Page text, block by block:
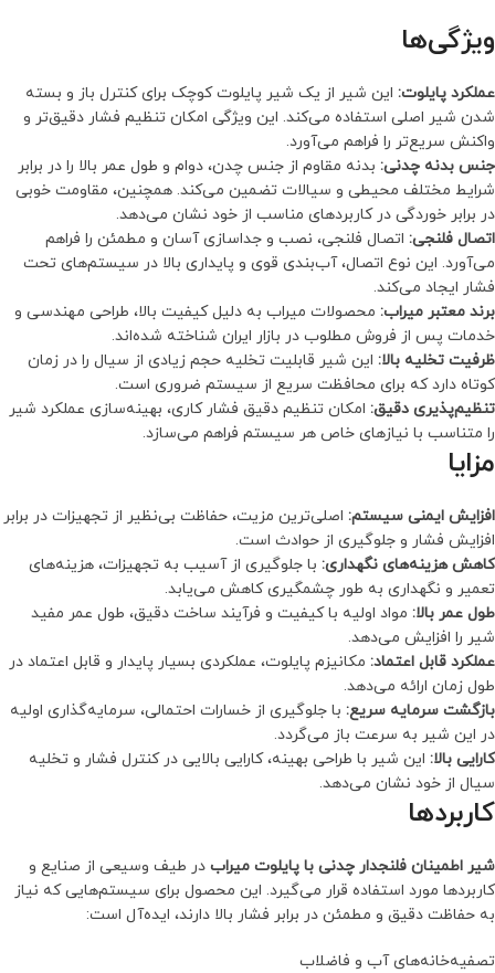
ویژگی‌ها
عملکرد پایلوت: این شیر از یک شیر پایلوت کوچک برای کنترل باز و بسته
شدن شیر اصلی استفاده می‌کند. این ویژگی امکان تنظیم فشار دقیق‌تر و
واکنش سریع‌تر را فراهم می‌آورد.
جنس بدنه چدنی: بدنه مقاوم از جنس چدن، دوام و طول عمر بالا را در برابر
شرایط مختلف محیطی و سیالات تضمین می‌کند. همچنین، مقاومت خوبی
در برابر خوردگی در کاربردهای مناسب از خود نشان می‌دهد.
اتصال فلنجی: اتصال فلنجی، نصب و جداسازی آسان و مطمئن را فراهم
می‌آورد. این نوع اتصال، آب‌بندی قوی و پایداری بالا در سیستم‌های تحت
فشار ایجاد می‌کند.
برند معتبر میراب: محصولات میراب به دلیل کیفیت بالا، طراحی مهندسی و
خدمات پس از فروش مطلوب در بازار ایران شناخته شده‌اند.
ظرفیت تخلیه بالا: این شیر قابلیت تخلیه حجم زیادی از سیال را در زمان
کوتاه دارد که برای محافظت سریع از سیستم ضروری است.
تنظیم‌پذیری دقیق: امکان تنظیم دقیق فشار کاری، بهینه‌سازی عملکرد شیر
را متناسب با نیازهای خاص هر سیستم فراهم می‌سازد.
مزایا
افزایش ایمنی سیستم: اصلی‌ترین مزیت، حفاظت بی‌نظیر از تجهیزات در برابر
افزایش فشار و جلوگیری از حوادث است.
کاهش هزینه‌های نگهداری: با جلوگیری از آسیب به تجهیزات، هزینه‌های
تعمیر و نگهداری به طور چشمگیری کاهش می‌یابد.
طول عمر بالا: مواد اولیه با کیفیت و فرآیند ساخت دقیق، طول عمر مفید
شیر را افزایش می‌دهد.
عملکرد قابل اعتماد: مکانیزم پایلوت، عملکردی بسیار پایدار و قابل اعتماد در
طول زمان ارائه می‌دهد.
بازگشت سرمایه سریع: با جلوگیری از خسارات احتمالی، سرمایه‌گذاری اولیه
در این شیر به سرعت باز می‌گردد.
کارایی بالا: این شیر با طراحی بهینه، کارایی بالایی در کنترل فشار و تخلیه
سیال از خود نشان می‌دهد.
کاربردها
شیر اطمینان فلنجدار چدنی با پایلوت میراب در طیف وسیعی از صنایع و
کاربردها مورد استفاده قرار می‌گیرد. این محصول برای سیستم‌هایی که نیاز
به حفاظت دقیق و مطمئن در برابر فشار بالا دارند، ایده‌آل است:
تصفیه‌خانه‌های آب و فاضلاب